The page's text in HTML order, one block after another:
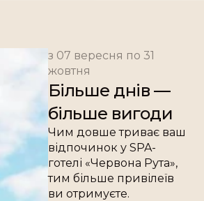
з 07 вересня по 31
жовтня
Більше днів —
більше вигоди
Чим довше триває ваш
відпочинок у SPA-
готелі «Червона Рута»,
тим більше привілеїв
ви отримуєте.